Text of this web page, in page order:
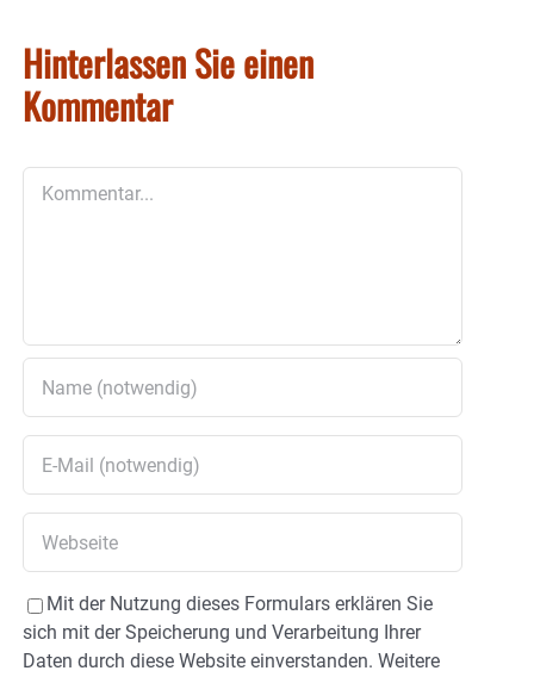
Hinterlassen Sie einen
Kommentar
Mit der Nutzung dieses Formulars erklären Sie
sich mit der Speicherung und Verarbeitung Ihrer
Daten durch diese Website einverstanden. Weitere